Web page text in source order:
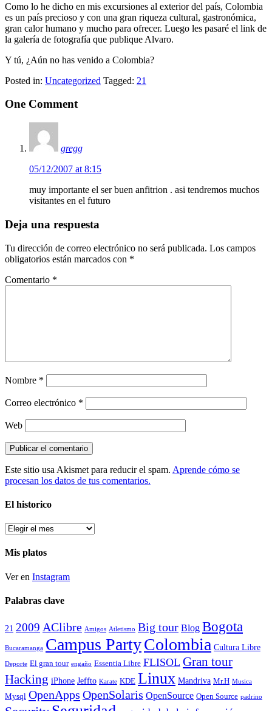
Como lo he dicho en mis excursiones al exterior del país, Colombia
es un país precioso y con una gran riqueza cultural, gastronómica,
gran calor humano y mucho para ofrecer. Luego les pasaré el link de
la galería de fotografía que publique Alvaro.
Y tú, ¿Aún no has venido a Colombia?
Posted in: Uncategorized Tagged: 21
One Comment
gregg
05/12/2007 at 8:15
muy importante el ser buen anfitrion . asi tendremos muchos
visitantes en el futuro
Deja una respuesta
Tu dirección de correo electrónico no será publicada. Los campos
obligatorios están marcados con *
Comentario *
Nombre *
Correo electrónico *
Web
Este sitio usa Akismet para reducir el spam. Aprende cómo se
procesan los datos de tus comentarios.
El historico
El
Mis platos
Ver en Instagram
Palabras clave
21 2009 AClibre Amigos Atletismo Big tour Blog Bogota
Bucaramanga Campus PartyColombia Cultura Libre
Deporte El gran tour engaño Essentia Libre FLISOL Gran tour
Hacking iPhone Jeffto Karate KDE Linux Mandriva Mr.H Musica
Mysql OpenApps OpenSolaris OpenSource Open Source padrino